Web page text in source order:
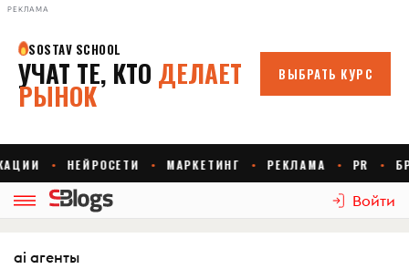
РЕКЛАМА
Войти
ai агенты